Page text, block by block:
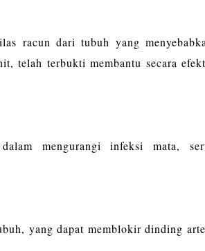
racun dari tubuh yang
telah terbukti membantu secara
mengurangi infeksi mata,
yang dapat memblokir dinding